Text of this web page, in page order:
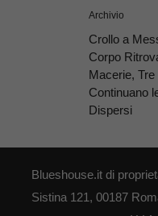
Archivio
Crollo a
Corpo
Macerie, Tre
Continuano
Dispersi
Blueshouse.it di
Sistina 121, 00187